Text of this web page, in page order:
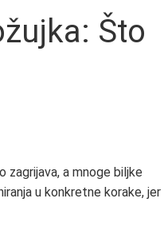
Što
zagrijava, a mnoge biljke
u konkretne korake, jer